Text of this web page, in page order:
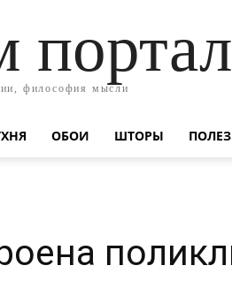
философия мысли
ОБОИ ШТОРЫ